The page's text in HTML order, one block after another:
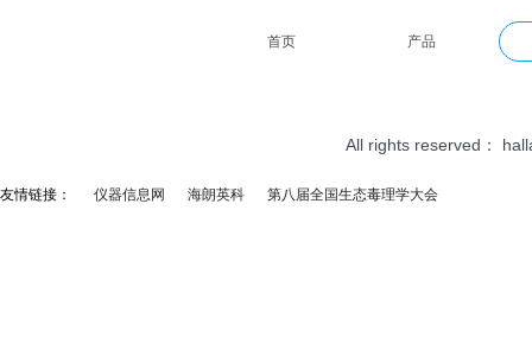
All rights reserved：
友情链接： 仪器信息网 海朗英科 第八届全国生态毒理学大会
首页 产品